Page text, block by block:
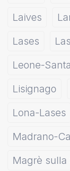
Laives
Lases
Leone-
Lisignago
Lona-Lases
Madrano-
Magrè sulla